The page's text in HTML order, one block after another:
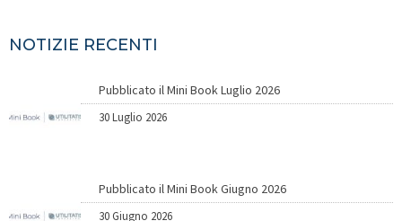
NOTIZIE RECENTI
Pubblicato il Mini Book Luglio 2026
30 Luglio 2026
Pubblicato il Mini Book Giugno 2026
30 Giugno 2026